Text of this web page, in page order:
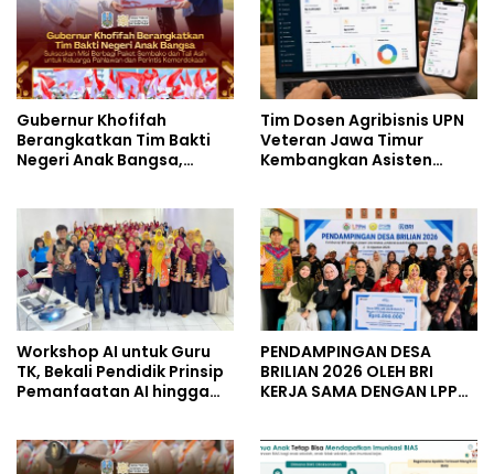
Gubernur Khofifah
Berangkatkan Tim Bakti
Negeri Anak Bangsa,
dan Perintis Kemerdekaan
Tim Dosen Agribisnis UPN
Veteran Jawa Timur
Kembangkan Asisten
UMKM
Workshop AI untuk Guru
TK, Bekali Pendidik Prinsip
Pemanfaatan AI hingga
PENDAMPINGAN DESA
BRILIAN 2026 OLEH BRI
KERJA SAMA DENGAN LPPM